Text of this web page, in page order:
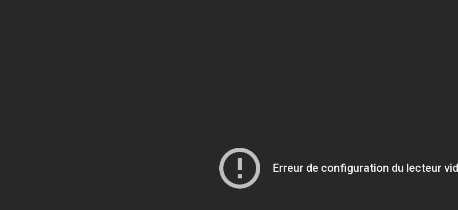
Erreur de configuration du lecteur